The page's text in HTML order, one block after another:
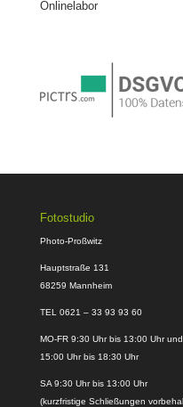
Onlinelabor
Fotostudio
Photo-Proßwitz
Hauptstraße 131
68259 Mannheim
TEL 0621 – 33 93 93 60
MO-FR 9:30 Uhr bis 13:00 Uhr und
15:00 Uhr bis 18:30 Uhr
SA 9:30 Uhr bis 13:00 Uhr
(kurzfristige Schließungen